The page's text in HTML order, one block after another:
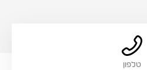
טלפון